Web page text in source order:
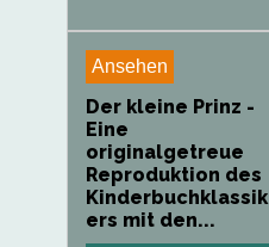
Ansehen
Der kleine Prinz -
Eine
originalgetreue
Reproduktion des
Kinderbuchklassik
ers mit den...